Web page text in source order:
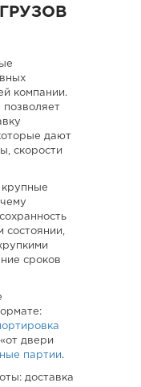
компании.
позволяет
дают
скорости
состоянии,
сроков
«от двери
партии.
доставка